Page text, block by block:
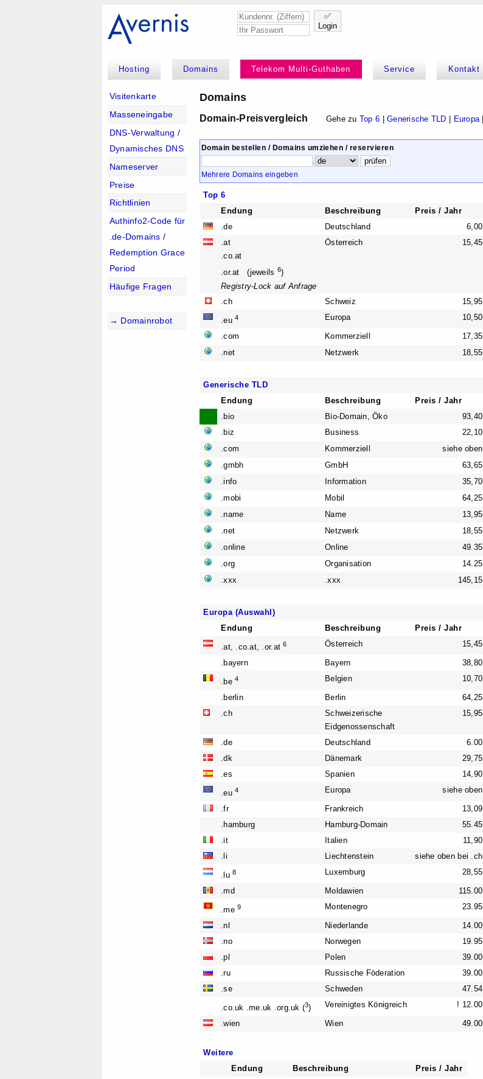
✅
Login
Hosting Domains Telekom Multi-Guthaben Service Kontakt
Visitenkarte
Masseneingabe
DNS-Verwaltung /
Dynamisches DNS
Nameserver
Preise
Richtlinien
Authinfo2-Code für
.de-Domains /
Redemption Grace
Period
Häufige Fragen
→ Domainrobot
Domains
Domain-Preisvergleich Gehe zu Top 6 |Generische TLD Europa|
Domain bestellen / Domains umziehen / reservieren
.
Mehrere Domains eingeben
Top 6
Endung
Beschreibung
Preis / Jahr
.de
Deutschland
6,00
.at
.co.at
.or.at (jeweils 6)
Registry-Lock auf Anfrage
Österreich 15,45
.ch Schweiz 15,95
.eu4 Europa 10,50
.com Kommerziell
17,35
.net
Netzwerk 18,55
Generische TLD
Endung
Beschreibung
Preis / Jahr
.bio
Bio-Domain, Öko
93,40
.biz
Business
22,10
.com
Kommerziell
siehe oben
.gmbh
GmbH
63,65
.info
Information
35,70
.mobi
Mobil
64,25
.name
Name
13,95
.net
Netzwerk
18,55
.online
Online
49.35
.org
Organisation
14.25
.xxx
.xxx 145,15
Europa (Auswahl)
Endung
Beschreibung Preis / Jahr
.at, .co.at, .or.at6 Österreich 15,45
.bayern Bayern 38,80
.be4 Belgien 10,70
.berlin Berlin
64,25
.ch
Schweizerische
Eidgenossenschaft
15,95
.de Deutschland
6.00
.dk
Dänemark
29,75
.es
Spanien 14,90
.eu4 Europa siehe oben
.fr Frankreich
13,09
.hamburg
Hamburg-Domain
55.45
.it
Italien
11,90
.li
Liechtenstein siehe oben bei .ch
.lu8 Luxemburg 28,55
.md Moldawien 115.00
.me9 Montenegro 23.95
.nl Niederlande
14.00
.no
Norwegen
19.95
.pl
Polen
39.00
.ru
Russische Föderation
39.00
.se
Schweden 47.54
.co.uk .me.uk .org.uk (3) Vereinigtes Königreich ! 12.00
.wien Wien 49.00
Weitere
Endung
Beschreibung
Preis / Jahr